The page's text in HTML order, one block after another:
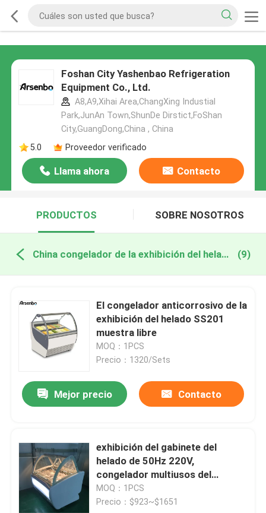
Foshan City Yashenbao Refrigeration
Equipment Co., Ltd.
A8,A9,Xihai Area,ChangXing Industial
Park,JunAn Town,ShunDe Dirstict,FoShan
City,GuangDong,China , China
5.0
Proveedor verificado
Llama ahora Contacto
PRODUCTOS SOBRE NOSOTROS
China congelador de la exhibición del helado (9)
El congelador anticorrosivo de la
exhibición del helado SS201
muestra libre
MOQ：1PCS
Precio：1320/Sets
Mejor precio Contacto
exhibición del gabinete del
helado de 50Hz 220V,
congelador multiusos del
escaparate de Gelato
MOQ：1PCS
Precio：$923~$1651